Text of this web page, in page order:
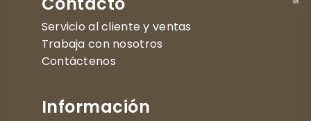
Servicio al cliente y ventas
Trabaja con nosotros
Contáctenos
Información